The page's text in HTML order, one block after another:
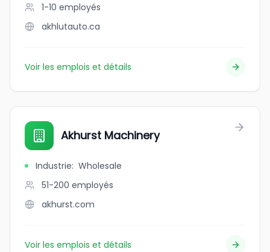
1-10 employés
akhlutauto.ca
Voir les emplois et détails
Akhurst Machinery
Industrie: Wholesale
51-200 employés
akhurst.com
Voir les emplois et détails